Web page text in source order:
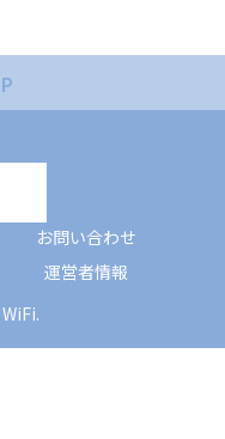
お問い合わせ
運営者情報